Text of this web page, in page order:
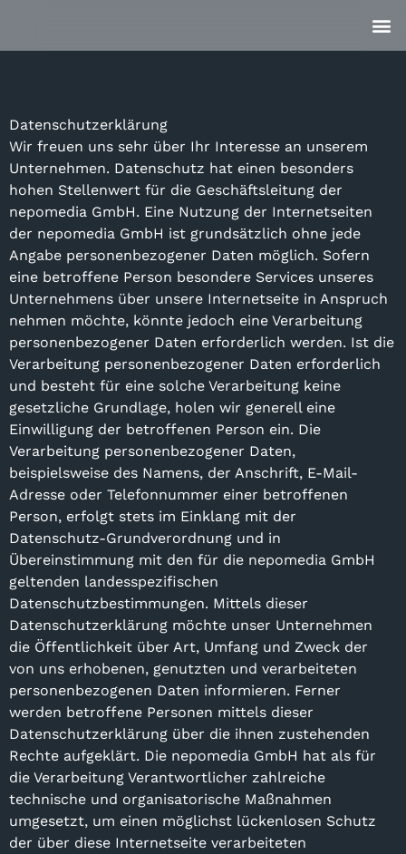
Datenschutzerklärung
Wir freuen uns sehr über Ihr Interesse an unserem
Unternehmen. Datenschutz hat einen besonders
hohen Stellenwert für die Geschäftsleitung der
nepomedia GmbH. Eine Nutzung der Internetseiten
der nepomedia GmbH ist grundsätzlich ohne jede
Angabe personenbezogener Daten möglich. Sofern
eine betroffene Person besondere Services unseres
Unternehmens über unsere Internetseite in Anspruch
nehmen möchte, könnte jedoch eine Verarbeitung
personenbezogener Daten erforderlich werden. Ist die
Verarbeitung personenbezogener Daten erforderlich
und besteht für eine solche Verarbeitung keine
gesetzliche Grundlage, holen wir generell eine
Einwilligung der betroffenen Person ein. Die
Verarbeitung personenbezogener Daten,
beispielsweise des Namens, der Anschrift, E-Mail-
Adresse oder Telefonnummer einer betroffenen
Person, erfolgt stets im Einklang mit der
Datenschutz-Grundverordnung und in
Übereinstimmung mit den für die nepomedia GmbH
geltenden landesspezifischen
Datenschutzbestimmungen. Mittels dieser
Datenschutzerklärung möchte unser Unternehmen
die Öffentlichkeit über Art, Umfang und Zweck der
von uns erhobenen, genutzten und verarbeiteten
personenbezogenen Daten informieren. Ferner
werden betroffene Personen mittels dieser
Datenschutzerklärung über die ihnen zustehenden
Rechte aufgeklärt. Die nepomedia GmbH hat als für
die Verarbeitung Verantwortlicher zahlreiche
technische und organisatorische Maßnahmen
umgesetzt, um einen möglichst lückenlosen Schutz
der über diese Internetseite verarbeiteten